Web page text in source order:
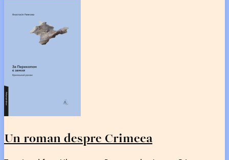
Un roman despre Crimeea